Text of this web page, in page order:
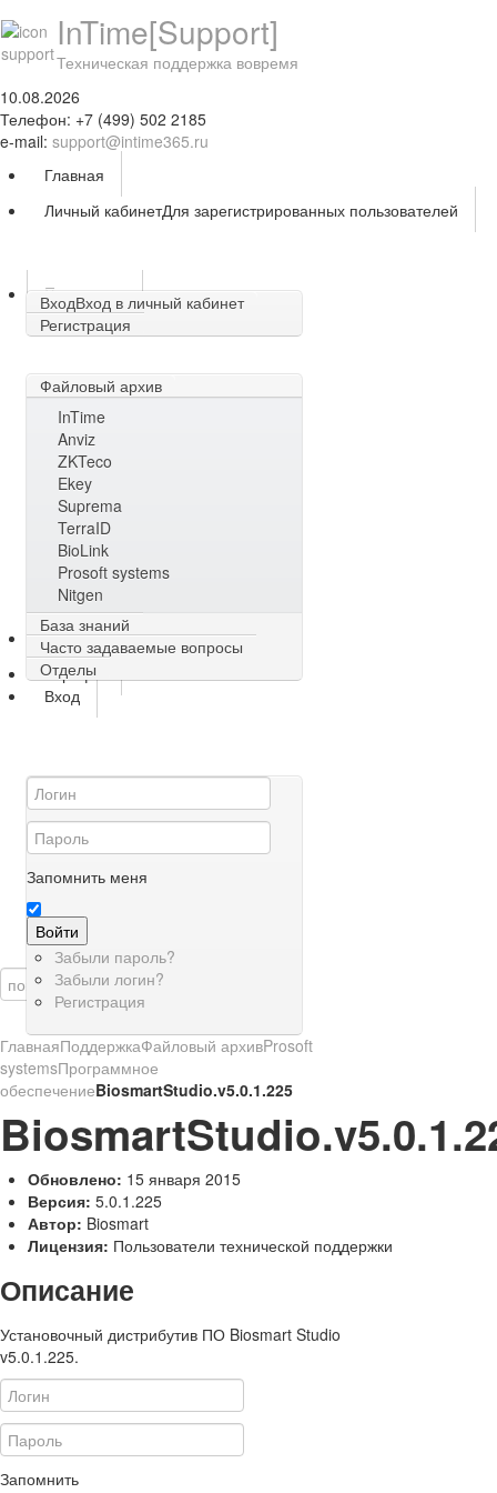
InTime[Support]
Техническая поддержка вовремя
10.08.2026
Телефон: +7 (499) 502 2185
e-mail: support@intime365.ru
Главная
Личный кабинетДля зарегистрированных пользователей
ВходВход в личный кабинет
Регистрация
Поддержка
Файловый архив
InTime
Anviz
ZKTeco
Ekey
Suprema
TerraID
BioLink
Prosoft systems
Nitgen
База знаний
Часто задаваемые вопросы
Отделы
О сервисе
Тарифы
Вход
Запомнить меня
Войти
Забыли пароль?
Забыли логин?
Регистрация
ГлавнаяПоддержкаФайловый архивProsoft
systemsПрограммное
обеспечениеBiosmartStudio.v5.0.1.225
Обновлено: 15 января 2015
Версия: 5.0.1.225
Автор: Biosmart
Лицензия: Пользователи технической поддержки
Описание
Установочный дистрибутив ПО Biosmart Studio
v5.0.1.225.
Запомнить